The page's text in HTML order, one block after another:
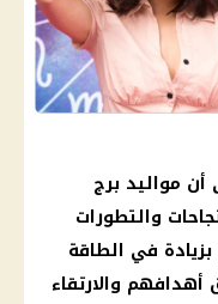
أن مواليد برج
والتطورات
في الطاقة
والارتقاء